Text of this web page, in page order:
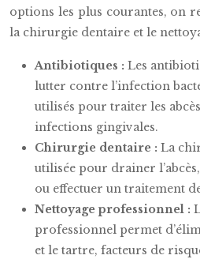
options les plus courantes, on
la chirurgie dentaire et le
Antibiotiques : Les
lutter contre l’infection
utilisés pour traiter les
infections gingivales.
Chirurgie dentaire : La
utilisée pour drainer
ou effectuer un traitement
Nettoyage professionnel :
professionnel permet
et le tartre, facteurs de